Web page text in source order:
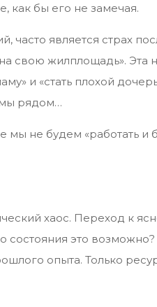
как бы его не замечая.
часто является страх
свою жилплощадь». Эта
и «стать плохой
рядом…
мы не будем «работать
хаос. Переход к
состояния это возможно?
опыта. Только